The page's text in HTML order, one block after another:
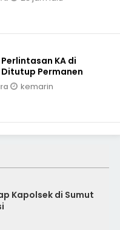
KA di
Permanen
kemarin
Kapolsek di Sumut